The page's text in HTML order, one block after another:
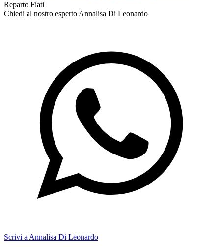
Reparto Fiati
Chiedi al nostro espertoAnnalisa Di Leonardo
Scrivi a Annalisa Di Leonardo